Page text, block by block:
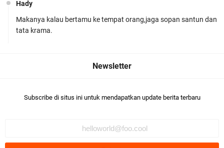
Polres Lombok Timur Raih Predikat 'A' Layanan
Polres Lotim Gelar Apel Kamtibmas Jelang HUT
Ke-81 RI dan Kunjungan Kapolri
Hady
Makanya kalau bertamu ke tempat orang,jaga sopan santun dan
tata krama.
Subscribe di situs ini untuk mendapatkan update berita terbaru